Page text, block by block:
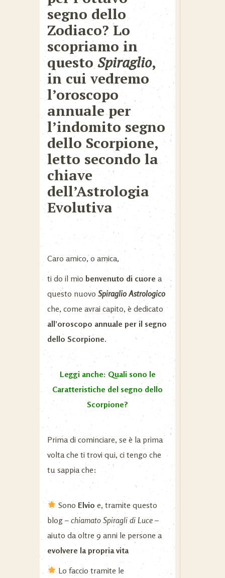
segno dello
Zodiaco? Lo
scopriamo in
questoSpiraglio,
in cui vedremo
l’oroscopo
annuale per
l’indomito segno
dello Scorpione,
letto secondo la
chiave
dell’Astrologia
Evolutiva
Caro amico, o amica,
ti do il mio benvenuto di cuore a
questo nuovo Spiraglio Astrologico
che, come avrai capito, è dedicato
all’oroscopo annuale per il segno
dello Scorpione.
Leggi anche: Quali sono le
Caratteristiche del segno dello
Scorpione?
Prima di cominciare, se è la prima
volta che ti trovi qui, ci tengo che
tu sappia che:
Sono Elvioe, tramite questo
blog – chiamato Spiragli di Luce –
aiuto da oltre 9 anni le persone a
evolvere la propria vita
Lo faccio tramite le